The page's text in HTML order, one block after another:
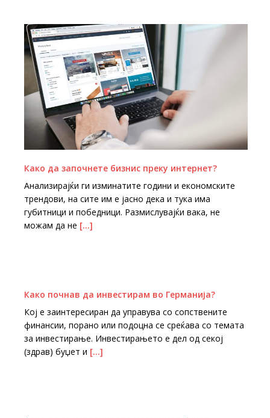
Како да започнете бизнис преку интернет?
Анализирајќи ги изминатите години и економските
трендови, на сите им е јасно дека и тука има
губитници и победници. Размислувајќи вака, не
можам да не […]
Како почнав да инвестирам во Германија?
Кој е заинтересиран да управува со сопствените
финансии, порано или подоцна се среќава со темата
за инвестирање. Инвестирањето е дел од секој
(здрав) буџет и […]